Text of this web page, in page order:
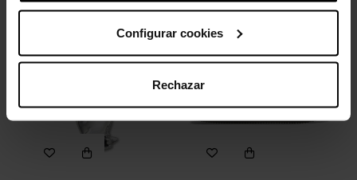
Configurar cookies
Rechazar
produto também compraram: